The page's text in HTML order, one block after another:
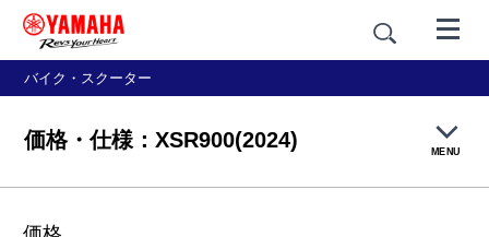
バイク・スクーター
価格・仕様：XSR900(2024) MENU